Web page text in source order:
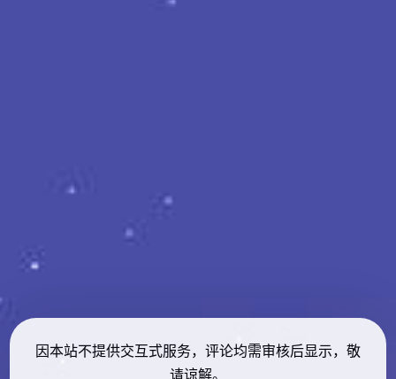
因本站不提供交互式服务，评论均需审核后显示，敬